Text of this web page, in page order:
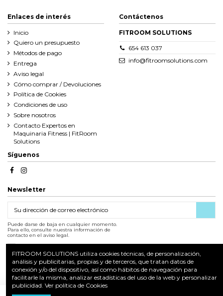
Enlaces de interés
Inicio
Quiero un presupuesto
Métodos de pago
Entrega
Aviso legal
Cómo comprar / Devoluciones
Política de Cookies
Condiciones de uso
Sobre nosotros
Contacto Expertos en
Maquinaria Fitness | FitRoom
Solutions
Contáctenos
FITROOM SOLUTIONS
654 613 037
info@fitroomsolutions.com
Síguenos
Newsletter
Puede darse de baja en cualquier momento.
Para ello, consulte nuestra información de
contacto en el aviso legal.
FITROOM SOLUTIONS utiliza cookies técnicas, de personalización,
análisis y publicitarias, propias y de terceros, que tratan datos de
conexión y/o del dispositivo, así como hábitos de navegación para
facilitarle la misma, analizar estadísticas del uso de la web y personalizar
publicidad. Ver política de Cookies